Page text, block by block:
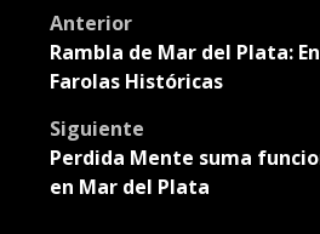
Post
navigation
Anterior
Rambla de Mar del Plata:
Farolas Históricas
Siguiente
Perdida Mente suma
en Mar del Plata